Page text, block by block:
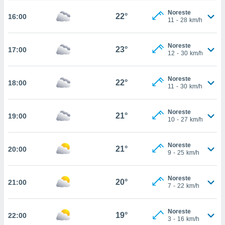
que
sean
para
ni para
no
web a
16:00 22°
Noreste
11 - 28 km/h
17:00 23°
Noreste
12 - 30 km/h
18:00 22°
Noreste
11 - 30 km/h
19:00 21°
Noreste
10 - 27 km/h
20:00 21°
Noreste
9 - 25 km/h
21:00 20°
Noreste
7 - 22 km/h
22:00 19°
Noreste
3 - 16 km/h